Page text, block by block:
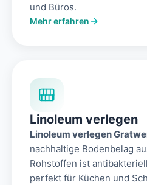
und Büros.
Mehr erfahren
Linoleum verlegen
Linoleum verlegen
nachhaltige Bodenbelag
Rohstoffen ist
perfekt für Küchen und